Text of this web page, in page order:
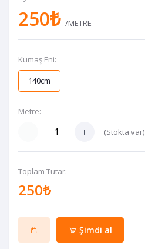
250₺ /METRE
Kumaş Eni:
140cm
Metre:
(Stokta var)
Toplam Tutar:
250₺
Şimdi al